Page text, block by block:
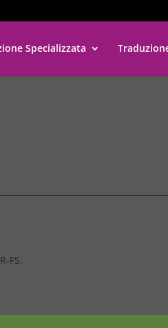
Specializzata
FS.